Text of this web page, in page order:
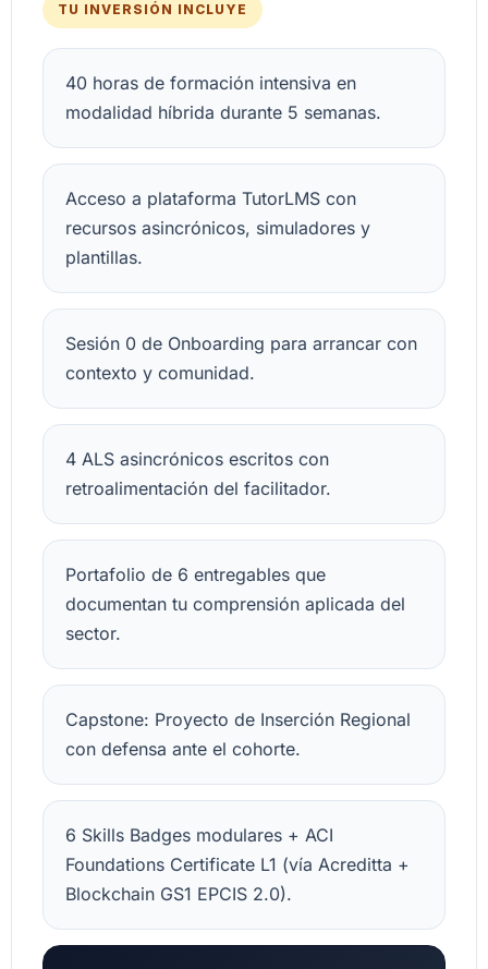
TU INVERSIÓN INCLUYE
40 horas de formación intensiva en
modalidad híbrida durante 5 semanas.
Acceso a plataforma TutorLMS con
recursos asincrónicos, simuladores y
plantillas.
Sesión 0 de Onboarding para arrancar con
contexto y comunidad.
4 ALS asincrónicos escritos con
retroalimentación del facilitador.
Portafolio de 6 entregables que
documentan tu comprensión aplicada del
sector.
Capstone: Proyecto de Inserción Regional
con defensa ante el cohorte.
6 Skills Badges modulares + ACI
Foundations Certificate L1 (vía Acreditta +
Blockchain GS1 EPCIS 2.0).